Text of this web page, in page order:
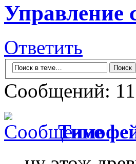
Управление
Ответить
Сообщений: